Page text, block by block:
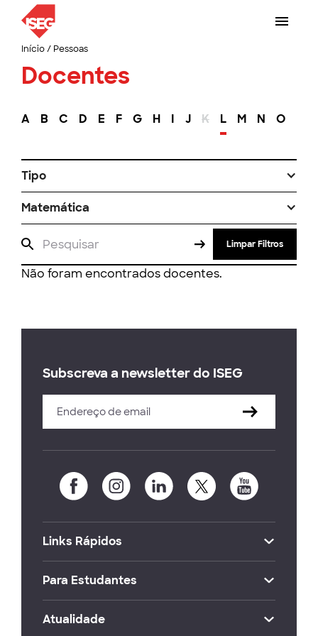
Início/ Pessoas
Docentes
A B C D E F G H I J K L M N O
Tipo
Matemática
Limpar Filtros
Não foram encontrados docentes.
Subscreva a newsletter do ISEG
Links Rápidos
Para Estudantes
Atualidade